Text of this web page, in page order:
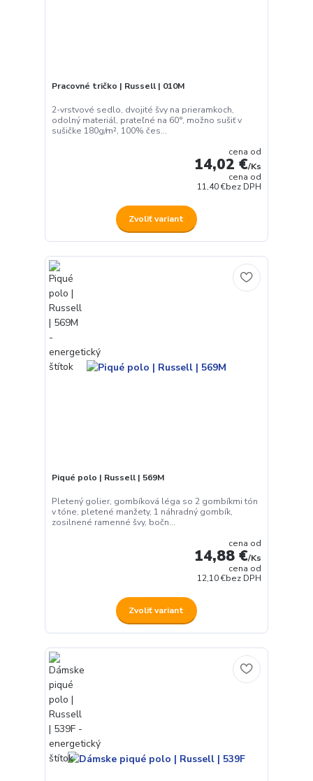
Pracovné tričko | Russell | 010M
2-vrstvové sedlo, dvojité švy na prieramkoch,
odolný materiál, prateľné na 60°, možno sušiť v
sušičke 180g/m², 100% čes...
cena od
14,02 €/Ks
cena od
11,40 €bez DPH
Zvoliť variant
Piqué polo | Russell | 569M
Pletený golier, gombíková léga so 2 gombíkmi tón
v tóne, pletené manžety, 1 náhradný gombík,
zosilnené ramenné švy, bočn...
cena od
14,88 €/Ks
cena od
12,10 €bez DPH
Zvoliť variant